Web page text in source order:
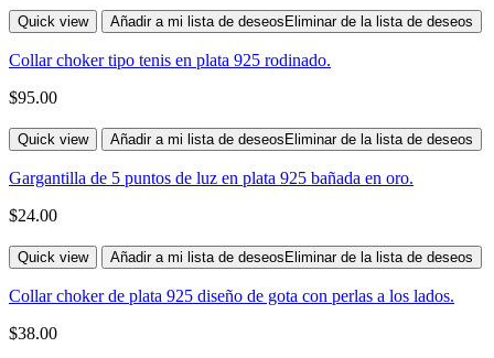
Quick view Añadir a mi lista de deseos Eliminar de la lista de deseos
Collar choker tipo tenis en plata 925 rodinado.
$95.00
Quick view Añadir a mi lista de deseos Eliminar de la lista de deseos
Gargantilla de 5 puntos de luz en plata 925 bañada en oro.
$24.00
Quick view Añadir a mi lista de deseos Eliminar de la lista de deseos
Collar choker de plata 925 diseño de gota con perlas a los lados.
$38.00